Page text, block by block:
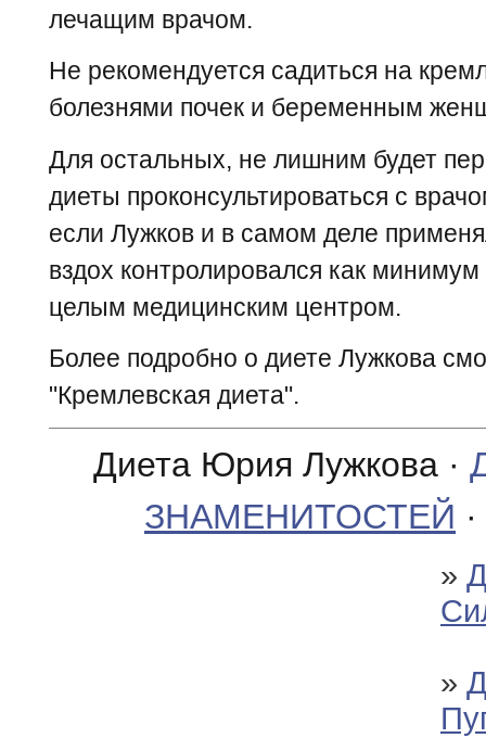
лечащим врачом.
Не рекомендуется садиться на
болезнями почек и беременным
Для остальных, не лишним будет
диеты проконсультироваться с
если Лужков и в самом деле
вздох контролировался как
целым медицинским центром.
Более подробно о диете Лужкова
"Кремлевская диета".
Диета Юрия Лужкова ·
ЗНАМЕНИТОСТЕЙ ·
»
»